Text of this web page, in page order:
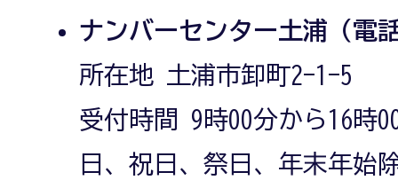
ナンバーセンター土浦（電
所在地 土浦市卸町2-1-5
受付時間 9時00分から16時
日、祝日、祭日、年末年始